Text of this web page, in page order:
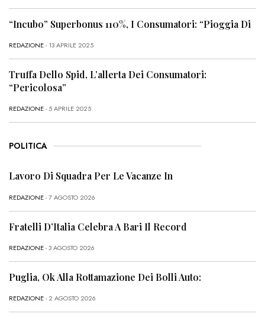
“Incubo” Superbonus 110%, I Consumatori: “Pioggia Di
REDAZIONE- 13 APRILE 2025
Truffa Dello Spid, L’allerta Dei Consumatori:
“Pericolosa”
REDAZIONE- 5 APRILE 2025
POLITICA
Lavoro Di Squadra Per Le Vacanze In
REDAZIONE- 7 AGOSTO 2026
Fratelli D’Italia Celebra A Bari Il Record
REDAZIONE- 3 AGOSTO 2026
Puglia, Ok Alla Rottamazione Dei Bolli Auto:
REDAZIONE- 2 AGOSTO 2026